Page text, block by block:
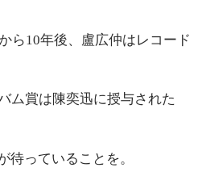
ら10年後、盧広仲はレコード
ム賞は陳奕迅に授与された
っていることを。